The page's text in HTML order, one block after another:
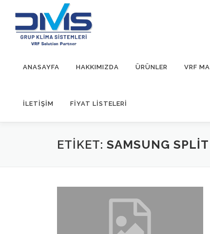
ANASAYFA HAKKIMIZDA ÜRÜNLER VRF
İLETIŞIM FİYAT LİSTELERİ
ETIKET: SAMSUNG